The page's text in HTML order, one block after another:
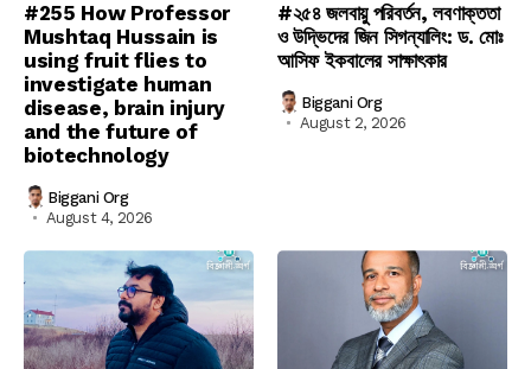
#255 How Professor
Mushtaq Hussain is
using fruit flies to
investigate human
disease, brain injury
and the future of
biotechnology
Biggani Org
August 4, 2026
#২৫৪ জলবায়ু পরিবর্তন, লবণাক্ততা
ও উদ্ভিদের জিন সিগন্যালিং: ড. মোঃ
আসিফ ইকবালের সাক্ষাৎকার
Biggani Org
August 2, 2026